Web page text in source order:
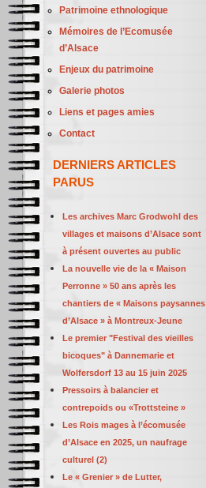
Patrimoine ethnologique
Mémoires de l’Ecomusée
d’Alsace
Enjeux du patrimoine
Galerie photos
Liens et pages amies
Contact
DERNIERS ARTICLES
PARUS
Les archives Marc Grodwohl des
villages et maisons d’Alsace sont
à présent ouvertes au public
La nouvelle vie de la « Maison
Perronne » 50 ans après les
chantiers de « Maisons paysannes
d’Alsace » à Montreux-Jeune
Le premier "Festival des vieilles
bicoques" à Dannemarie et
Wolfersdorf 13 au 15 juin 2025
Pressoirs à balancier et
contrepoids ou «Trottsteine »
Les Rois mages à l’écomusée
d’Alsace en 2025, un naufrage
culturel (2)
Le « Grenier » de Lutter,